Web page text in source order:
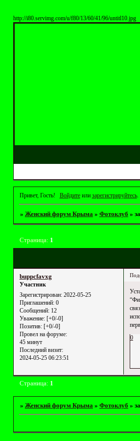
http://i80.servimg.com/u/f80/13/60/41/96/untitl10.jpg
Привет, Гость! Войдитеили зарегистрируйтесь.
» Женский форум Крыма » Фотоклуб »
Страница: 1
buppcfavxg
Участник
Зарегистрирован: 2022-05-25
Приглашений:0
Сообщений:12
Уважение: [+0/-0]
Позитив: [+0/-0]
Провел на форуме:
45 минут
Последний визит:
2024-05-25 06:23:51
0
Страница: 1
» Женский форум Крыма » Фотоклуб »